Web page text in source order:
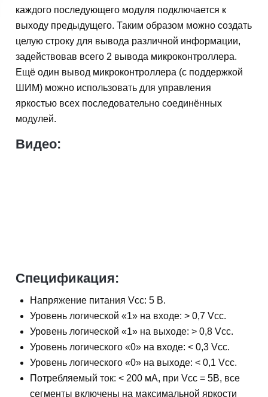
каждого последующего модуля подключается к
выходу предыдущего. Таким образом можно создать
целую строку для вывода различной информации,
задействовав всего 2 вывода микроконтроллера.
Ещё один вывод микроконтроллера (с поддержкой
ШИМ) можно использовать для управления
яркостью всех последовательно соединённых
модулей.
Видео:
Спецификация:
Напряжение питания Vcc: 5 В.
Уровень логической «1» на входе: > 0,7 Vcc.
Уровень логической «1» на выходе: > 0,8 Vcc.
Уровень логического «0» на входе: < 0,3 Vcc.
Уровень логического «0» на выходе: < 0,1 Vcc.
Потребляемый ток: < 200 мА, при Vcc = 5В, все
сегменты включены на максимальной яркости